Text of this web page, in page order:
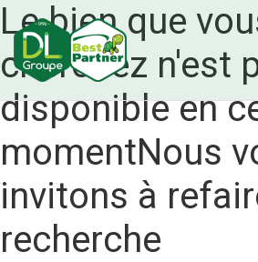
Le bien que
cherchez n'est
disponible en
momentNous
invitons à
recherche